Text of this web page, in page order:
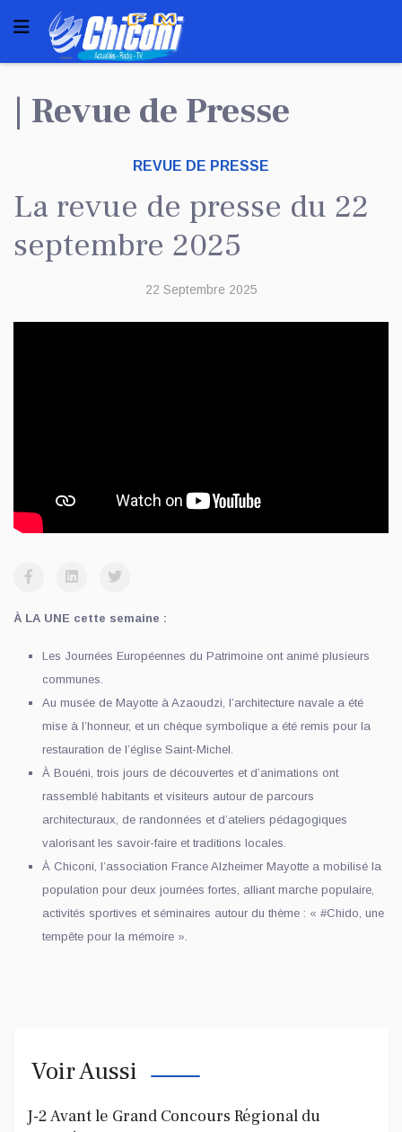
| Revue de Presse
REVUE DE PRESSE
La revue de presse du 22
septembre 2025
22 Septembre 2025
À LA UNE cette semaine :
Les Journées Européennes du Patrimoine ont animé plusieurs
communes.
Au musée de Mayotte à Azaoudzi, l’architecture navale a été
mise à l’honneur, et un chèque symbolique a été remis pour la
restauration de l’église Saint-Michel.
À Bouéni, trois jours de découvertes et d’animations ont
rassemblé habitants et visiteurs autour de parcours
architecturaux, de randonnées et d’ateliers pédagogiques
valorisant les savoir-faire et traditions locales.
À Chiconi, l’association France Alzheimer Mayotte a mobilisé la
population pour deux journées fortes, alliant marche populaire,
activités sportives et séminaires autour du thème : « #Chido, une
tempête pour la mémoire ».
Voir Aussi
J-2 Avant le Grand Concours Régional du